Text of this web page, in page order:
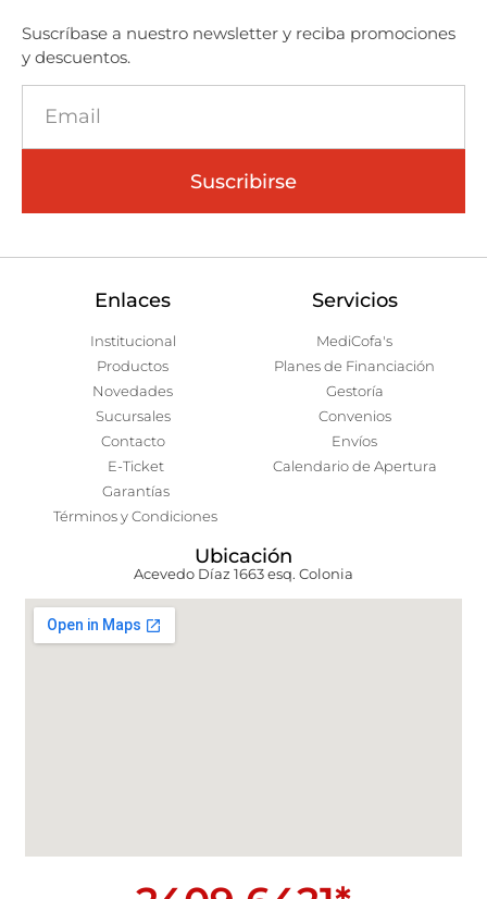
Suscríbase a nuestro newsletter y reciba promociones
y descuentos.
Suscribirse
Enlaces
Institucional
Productos
Novedades
Sucursales
Contacto
E-Ticket
Garantías
Términos y Condiciones
Servicios
MediCofa's
Planes de Financiación
Gestoría
Convenios
Envíos
Calendario de Apertura
Ubicación
Acevedo Díaz 1663 esq. Colonia